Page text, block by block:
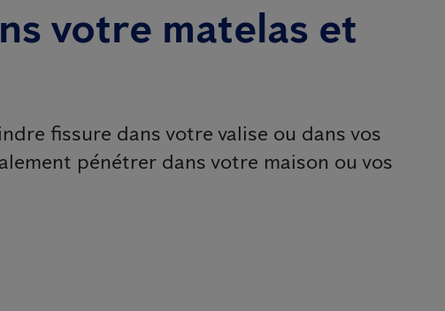
votre matelas et
fissure dans votre valise ou dans vos
pénétrer dans votre maison ou vos